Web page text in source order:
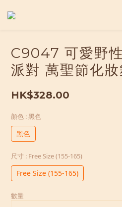
C9047 可愛野
派對 萬聖節化
HK$328.00
顏色 : 黑色
黑色
尺寸 : Free Size (155-165)
Free Size (155-165)
數量